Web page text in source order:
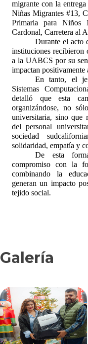
migrante con la
Niñas Migrantes #13,
Primaria para Niños
Cardonal, Carretera al
Durante el acto
instituciones recibieron
a la UABCS por su
impactan positivamente
En tanto, el
Sistemas
detalló que esta
organizándose, no
universitaria, sino que
del personal
sociedad
solidaridad, empatía y
De esta
compromiso con la
combinando la
generan un impacto
tejido social.
Galería